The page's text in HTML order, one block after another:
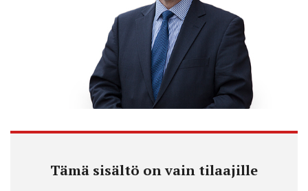
Tämä sisältö on vain tilaajille